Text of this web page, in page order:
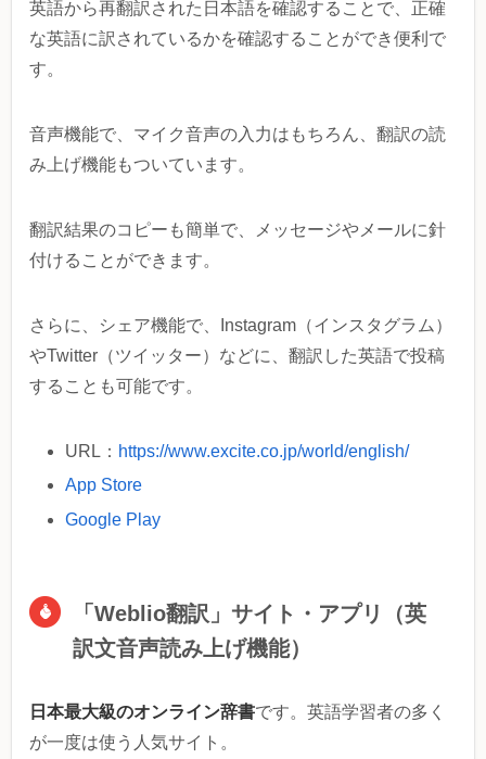
英語から再翻訳された日本語を確認することで、正確
な英語に訳されているかを確認することができ便利で
す。
音声機能で、マイク音声の入力はもちろん、翻訳の読
み上げ機能もついています。
翻訳結果のコピーも簡単で、メッセージやメールに針
付けることができます。
さらに、シェア機能で、Instagram（インスタグラム）
やTwitter（ツイッター）などに、翻訳した英語で投稿
することも可能です。
URL： https://www.excite.co.jp/world/english/
App Store
Google Play
「Weblio翻訳」サイト・アプリ（英
訳文音声読み上げ機能）
日本最大級のオンライン辞書です。英語学習者の多く
が一度は使う人気サイト。